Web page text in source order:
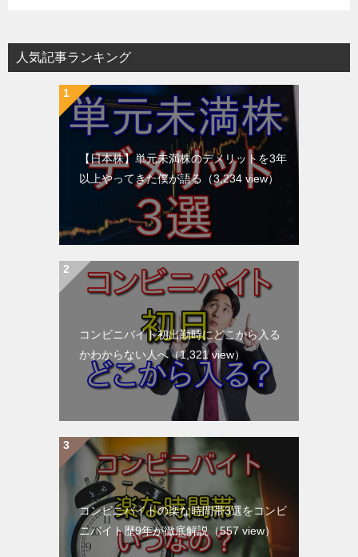
人気記事ランキング
【日本株】単元未満株のデメリットを3年
以上やってきた僕が語る （3,234 view）
コンビニバイト初出勤時にどこから入る
かわからない人へ（1,321 view）
コンビニバイトの楽な時間帯3選をコンビ
ニバイト歴9年が徹底解説 （557 view）